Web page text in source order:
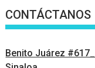
CONTÁCTANOS
Benito Juárez